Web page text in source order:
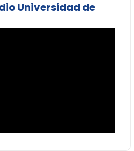
Universidad de